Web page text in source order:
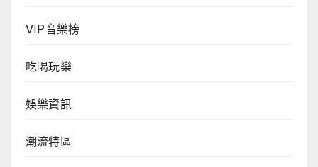
VIP音樂榜
吃喝玩樂
娛樂資訊
潮流特區